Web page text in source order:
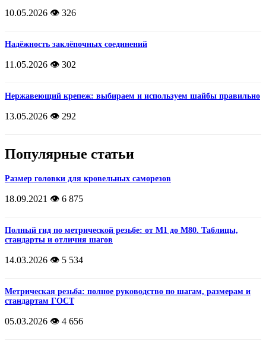
10.05.2026 👁️ 326
Надёжность заклёпочных соединений
11.05.2026 👁️ 302
Нержавеющий крепеж: выбираем и используем шайбы правильно
13.05.2026 👁️ 292
Популярные статьи
Размер головки для кровельных саморезов
18.09.2021 👁️ 6 875
Полный гид по метрической резьбе: от М1 до М80. Таблицы,
стандарты и отличия шагов
14.03.2026 👁️ 5 534
Метрическая резьба: полное руководство по шагам, размерам и
стандартам ГОСТ
05.03.2026 👁️ 4 656